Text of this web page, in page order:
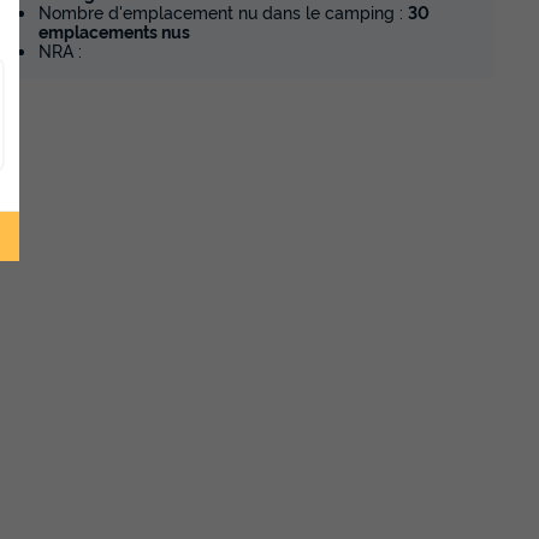
Nombre d'emplacement nu dans le camping : 30
emplacements nus
NRA :